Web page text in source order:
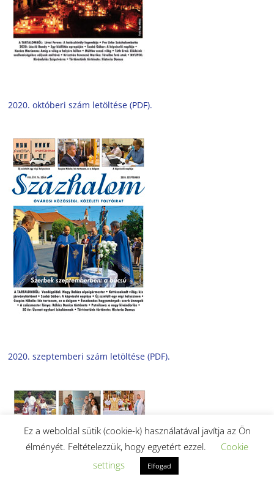
2020. októberi szám letöltése (PDF).
2020. szeptemberi szám letöltése (PDF).
Ez a weboldal sütik (cookie-k) használatával javítja az Ön
élményét. Feltételezzük, hogy egyetért ezzel.
Cookie
settings
Elfogad